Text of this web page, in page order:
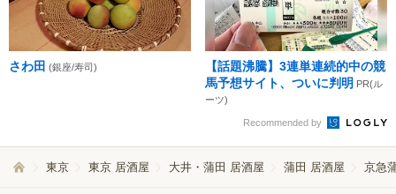
さわ田 (銀座/寿司)
【話題沸騰】3連単連続的中の競
馬予想サイト、ついに判明 PR(ル
ーツ)
Recommended by
東京 東京 居酒屋 大井・蒲田 居酒屋 蒲田 居酒屋 京急